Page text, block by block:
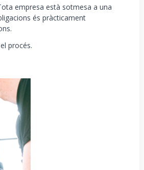
empresa està sotmesa a una
és pràcticament
procés.